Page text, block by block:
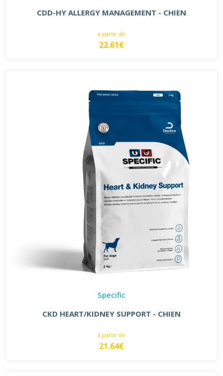
CDD-HY ALLERGY MANAGEMENT - CHIEN
à partir de
22.61€
Specific
CKD HEART/KIDNEY SUPPORT - CHIEN
à partir de
21.64€